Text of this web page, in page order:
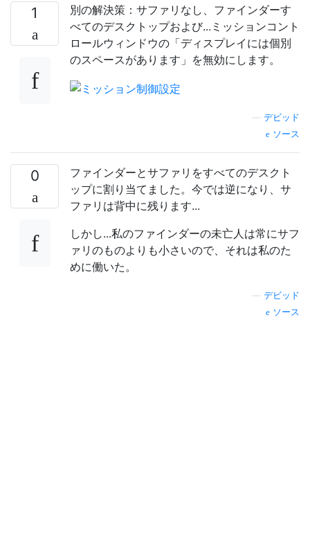
1
別の解決策：サファリなし、ファインダーす
べてのデスクトップおよび...ミッションコント
ロールウィンドウの「ディスプレイには個別
のスペースがあります」を無効にします。
デビッド
ソース
0
ファインダーとサファリをすべてのデスクト
ップに割り当てました。今では逆になり、サ
ファリは背中に残ります...
しかし...私のファインダーの未亡人は常にサフ
ァリのものよりも小さいので、それは私のた
めに働いた。
デビッド
ソース